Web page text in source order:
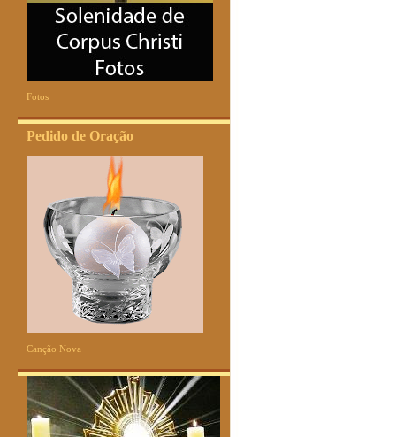
Fotos
Pedido de Oração
Canção Nova